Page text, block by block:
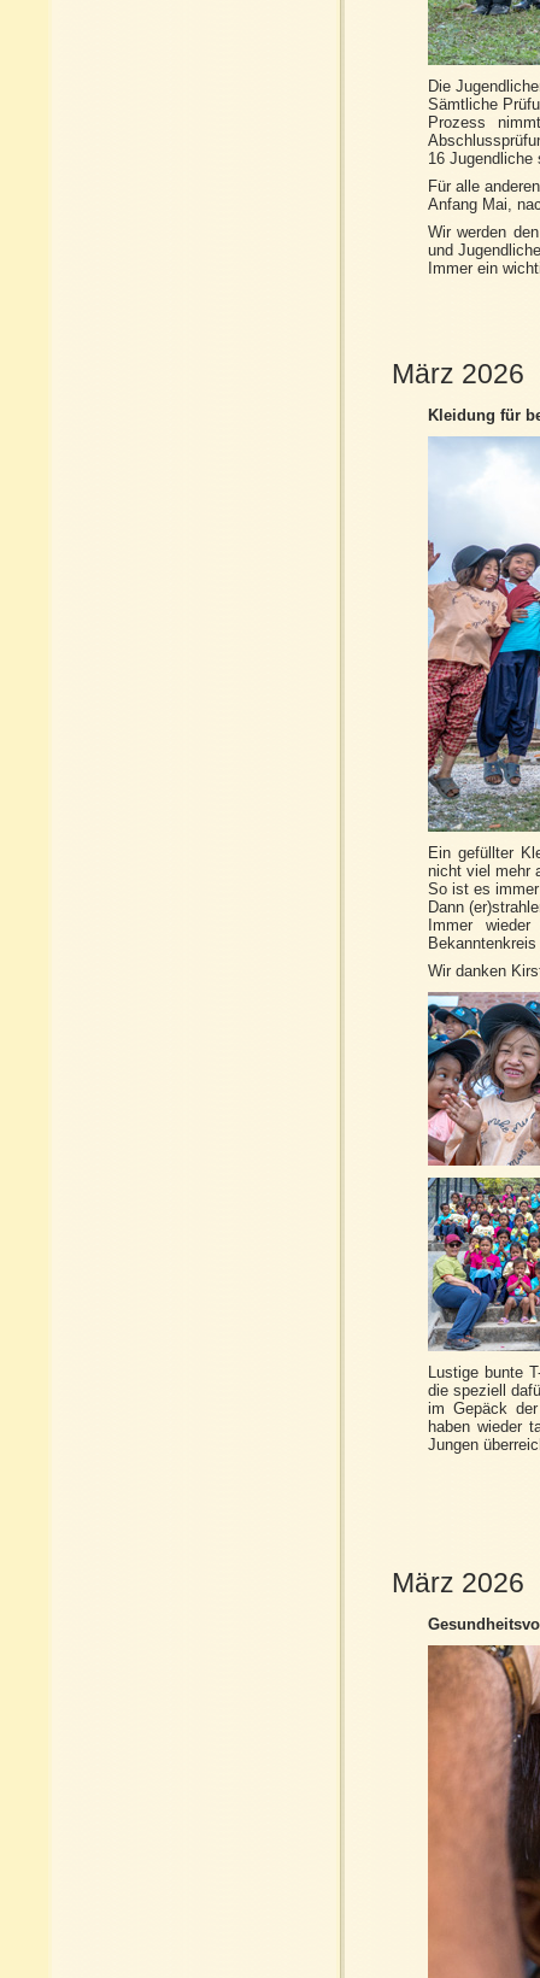
Die
Sämtliche
Prozess
16
Für alle
Anfang Mai,
Wir werden
und
Immer ein
März 2026
Kleidung für
Ein gefüllter
nicht viel mehr
So ist es
Dann
Immer
Wir danken
Lustige bunte
die speziell
im Gepäck
haben wieder
Jungen
März 2026